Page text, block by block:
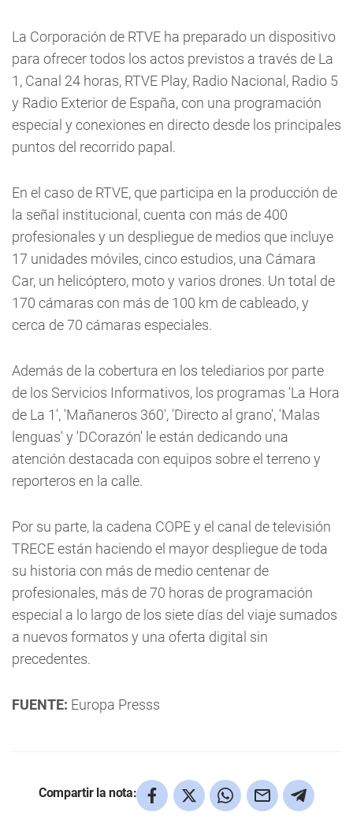
La Corporación de RTVE ha preparado un dispositivo
para ofrecer todos los actos previstos a través de La
1, Canal 24 horas, RTVE Play, Radio Nacional, Radio 5
y Radio Exterior de España, con una programación
especial y conexiones en directo desde los principales
puntos del recorrido papal.
En el caso de RTVE, que participa en la producción de
la señal institucional, cuenta con más de 400
profesionales y un despliegue de medios que incluye
17 unidades móviles, cinco estudios, una Cámara
Car, un helicóptero, moto y varios drones. Un total de
170 cámaras con más de 100 km de cableado, y
cerca de 70 cámaras especiales.
Además de la cobertura en los telediarios por parte
de los Servicios Informativos, los programas 'La Hora
de La 1', 'Mañaneros 360', 'Directo al grano', 'Malas
lenguas' y 'DCorazón' le están dedicando una
atención destacada con equipos sobre el terreno y
reporteros en la calle.
Por su parte, la cadena COPE y el canal de televisión
TRECE están haciendo el mayor despliegue de toda
su historia con más de medio centenar de
profesionales, más de 70 horas de programación
especial a lo largo de los siete días del viaje sumados
a nuevos formatos y una oferta digital sin
precedentes.
FUENTE: Europa Presss
Compartir la nota: